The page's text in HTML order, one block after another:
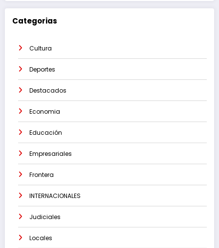
Categorias
Cultura
Deportes
Destacados
Economia
Educación
Empresariales
Frontera
INTERNACIONALES
Judiciales
Locales